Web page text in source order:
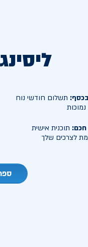
: תשלום חודשי נוח
נמוכות
חכם: תוכנית אישית
לצרכים שלך